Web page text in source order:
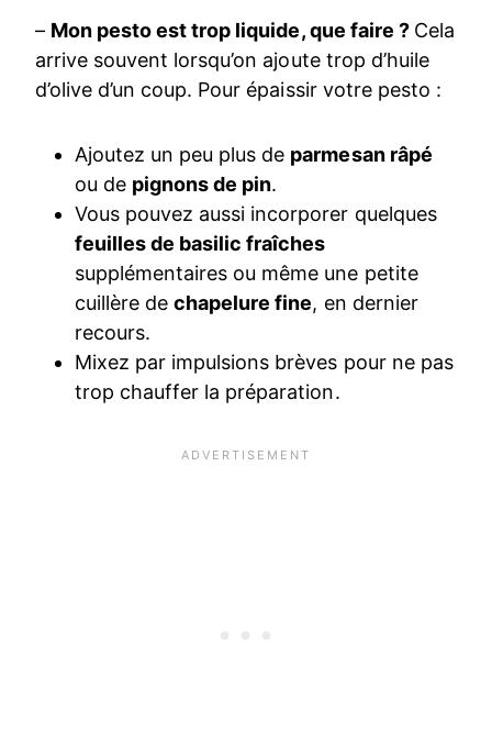
– Mon pesto est trop liquide, que faire ? Cela
arrive souvent lorsqu’on ajoute trop d’huile
d’olive d’un coup. Pour épaissir votre pesto :
Ajoutez un peu plus de parmesan râpé
ou de pignons de pin.
Vous pouvez aussi incorporer quelques
feuilles de basilic fraîches
supplémentaires ou même une petite
cuillère dechapelure fine, en dernier
recours.
Mixez par impulsions brèves pour ne pas
trop chauffer la préparation.